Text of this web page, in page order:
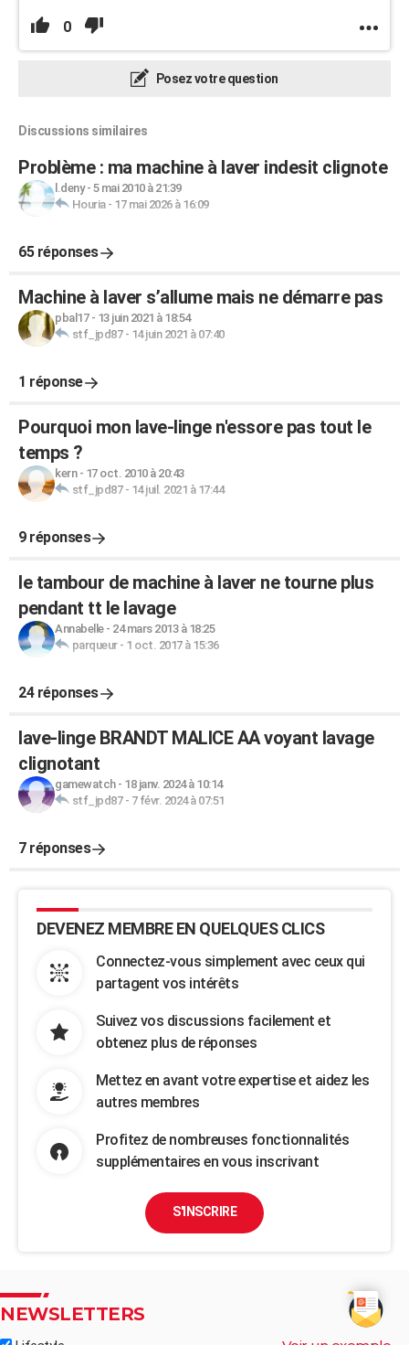
0
Posez votre question
Discussions similaires
Problème : ma machine à laver indesit clignote
l.deny- 5 mai 2010 à 21:39
Houria- 17 mai 2026 à 16:09
65 réponses
Machine à laver s’allume mais ne démarre pas
pbal17- 13 juin 2021 à 18:54
stf_jpd87- 14 juin 2021 à 07:40
1 réponse
Pourquoi mon lave-linge n'essore pas tout le
temps ?
kern- 17 oct. 2010 à 20:43
stf_jpd87- 14 juil. 2021 à 17:44
9 réponses
le tambour de machine à laver ne tourne plus
pendant tt le lavage
Annabelle- 24 mars 2013 à 18:25
parqueur- 1 oct. 2017 à 15:36
24 réponses
lave-linge BRANDT MALICE AA voyant lavage
clignotant
gamewatch- 18 janv. 2024 à 10:14
stf_jpd87- 7 févr. 2024 à 07:51
7 réponses
DEVENEZ MEMBRE EN QUELQUES CLICS
Connectez-vous simplement avec ceux qui
partagent vos intérêts
Suivez vos discussions facilement et
obtenez plus de réponses
Mettez en avant votre expertise et aidez les
autres membres
Profitez de nombreuses fonctionnalités
supplémentaires en vous inscrivant
S'INSCRIRE
NEWSLETTERS